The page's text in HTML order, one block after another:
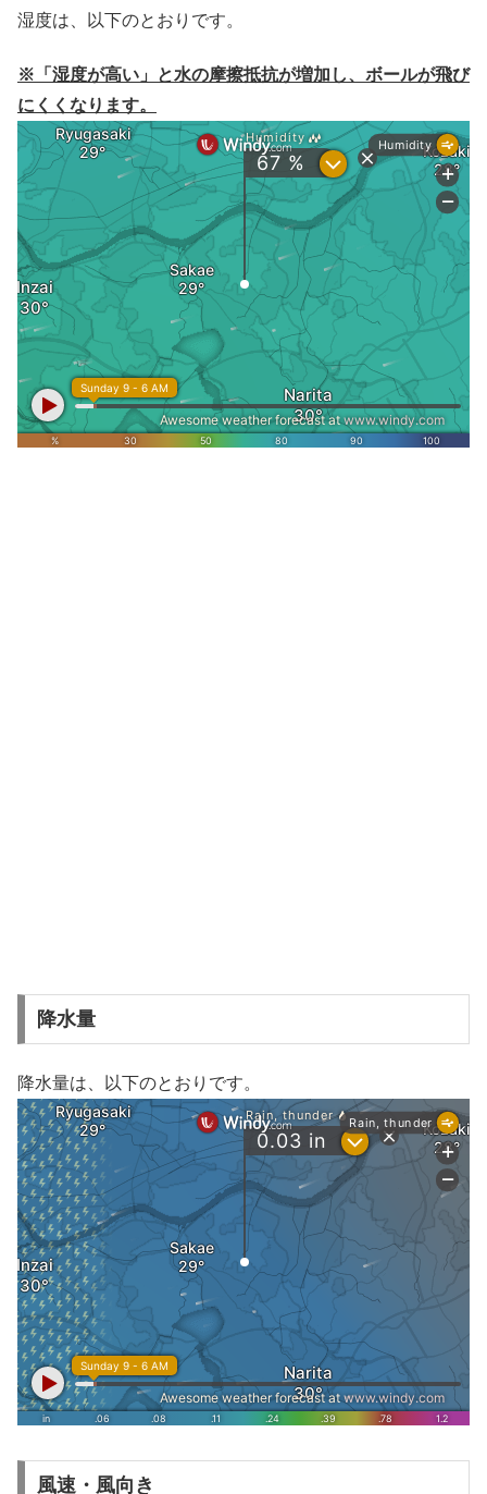
湿度は、以下のとおりです。
※「湿度が高い」と水の摩擦抵抗が増加し、ボールが飛び
にくくなります。
降水量
降水量は、以下のとおりです。
風速・風向き